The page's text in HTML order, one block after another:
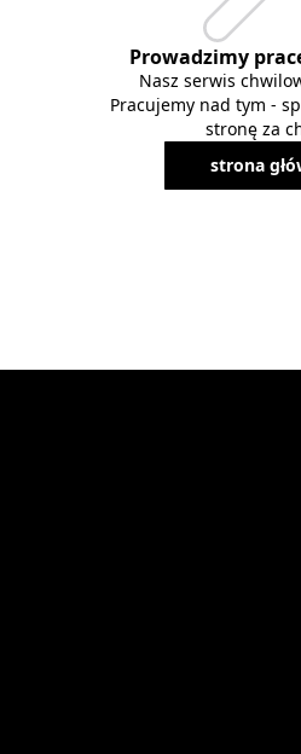
Prowadzimy
Nasz serwis
Pracujemy nad tym -
stronę za
strona